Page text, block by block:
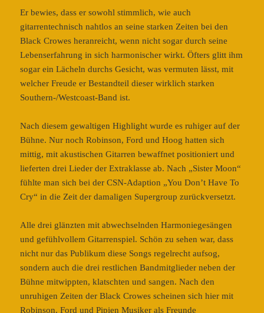
Er bewies, dass er sowohl stimmlich, wie auch
gitarrentechnisch nahtlos an seine starken Zeiten bei den
Black Crowes heranreicht, wenn nicht sogar durch seine
Lebenserfahrung in sich harmonischer wirkt. Öfters glitt ihm
sogar ein Lächeln durchs Gesicht, was vermuten lässt, mit
welcher Freude er Bestandteil dieser wirklich starken
Southern-/Westcoast-Band ist.
Nach diesem gewaltigen Highlight wurde es ruhiger auf der
Bühne. Nur noch Robinson, Ford und Hoog hatten sich
mittig, mit akustischen Gitarren bewaffnet positioniert und
lieferten drei Lieder der Extraklasse ab. Nach „Sister Moon“
fühlte man sich bei der CSN-Adaption „You Don’t Have To
Cry“ in die Zeit der damaligen Supergroup zurückversetzt.
Alle drei glänzten mit abwechselnden Harmoniegesängen
und gefühlvollem Gitarrenspiel. Schön zu sehen war, dass
nicht nur das Publikum diese Songs regelrecht aufsog,
sondern auch die drei restlichen Bandmitglieder neben der
Bühne mitwippten, klatschten und sangen. Nach den
unruhigen Zeiten der Black Crowes scheinen sich hier mit
Robinson, Ford und Pipien Musiker als Freunde